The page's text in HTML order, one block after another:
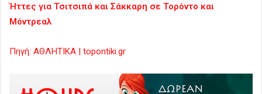
Ήττες για Τσιτσιπά και Σάκκαρη σε Τορόντο και
Μόντρεαλ
Πηγή: ΑΘΛΗΤΙΚΑ | topontiki.gr